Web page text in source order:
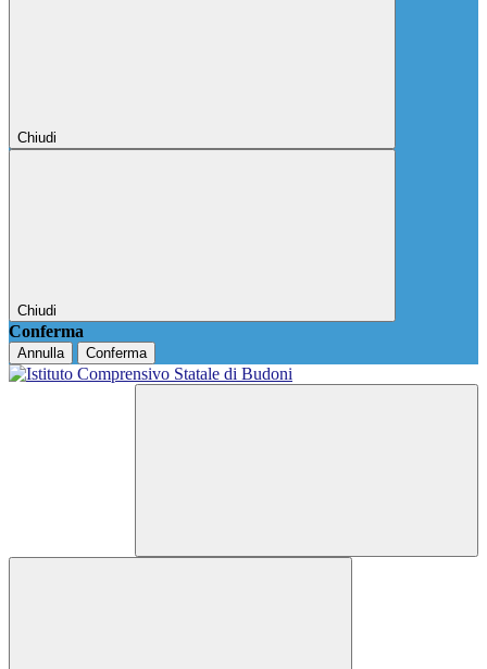
Chiudi
Chiudi
Conferma
Annulla Conferma